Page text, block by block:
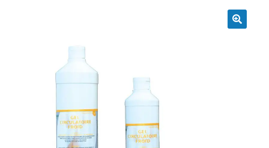
Vêtements & Chaussures